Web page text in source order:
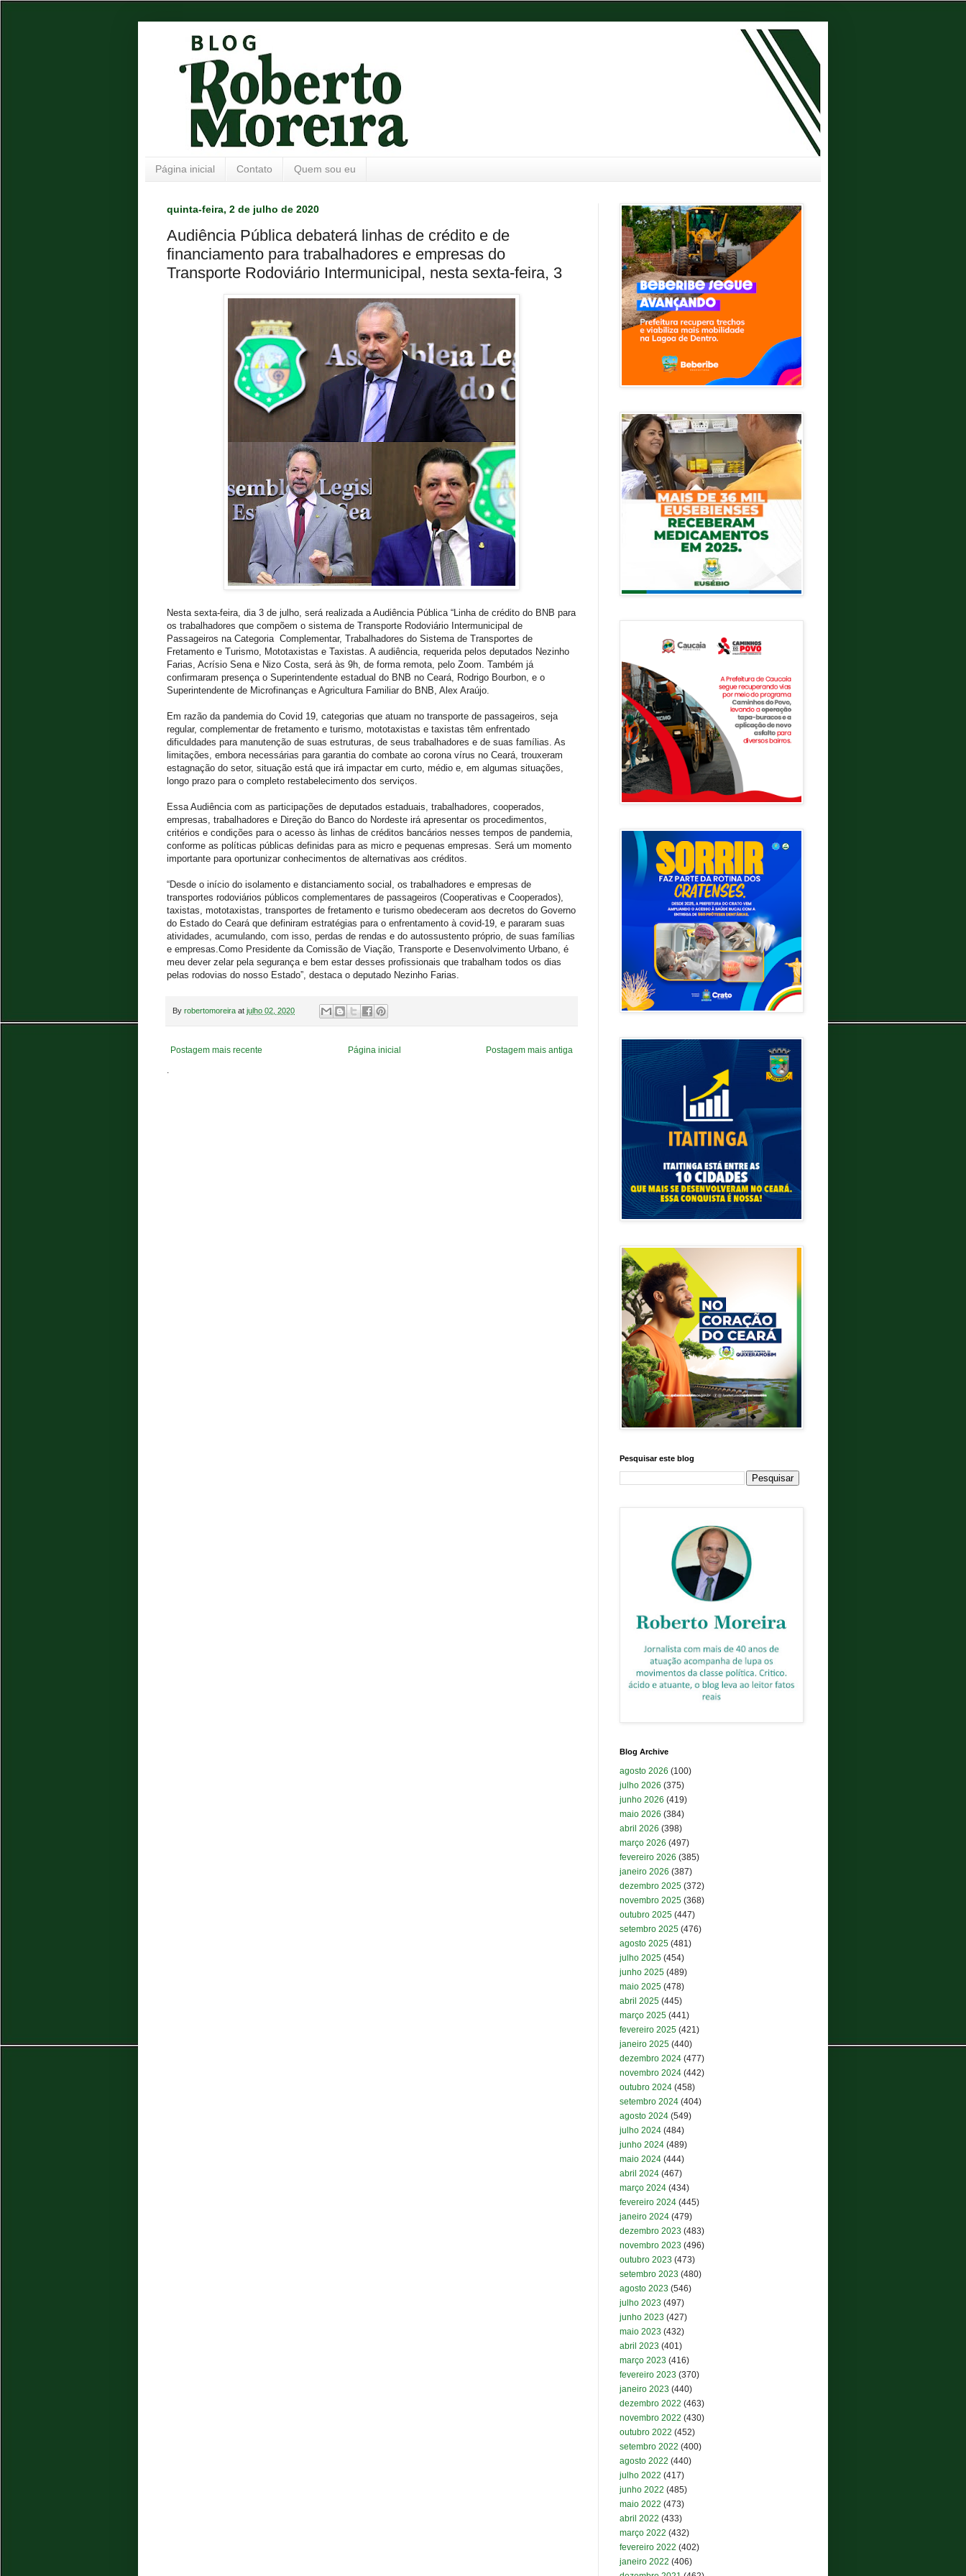
Página inicial Contato Quem sou eu
quinta-feira, 2 de julho de 2020
Audiência Pública debaterá linhas de crédito e de
financiamento para trabalhadores e empresas do
Transporte Rodoviário Intermunicipal, nesta sexta-feira, 3
Nesta sexta-feira, dia 3 de julho, será realizada a Audiência Pública “Linha de crédito do BNB para
os trabalhadores que compõem o sistema de Transporte Rodoviário Intermunicipal de
Passageiros na Categoria Complementar, Trabalhadores do Sistema de Transportes de
Fretamento e Turismo, Mototaxistas e Taxistas. A audiência, requerida pelos deputados Nezinho
Farias, Acrísio Sena e Nizo Costa, será às 9h, de forma remota, pelo Zoom. Também já
confirmaram presença o Superintendente estadual do BNB no Ceará, Rodrigo Bourbon, e o
Superintendente de Microfinanças e Agricultura Familiar do BNB, Alex Araújo.
Em razão da pandemia do Covid 19, categorias que atuam no transporte de passageiros, seja
regular, complementar de fretamento e turismo, mototaxistas e taxistas têm enfrentado
dificuldades para manutenção de suas estruturas, de seus trabalhadores e de suas famílias. As
limitações, embora necessárias para garantia do combate ao corona vírus no Ceará, trouxeram
estagnação do setor, situação está que irá impactar em curto, médio e, em algumas situações,
longo prazo para o completo restabelecimento dos serviços.
Essa Audiência com as participações de deputados estaduais, trabalhadores, cooperados,
empresas, trabalhadores e Direção do Banco do Nordeste irá apresentar os procedimentos,
critérios e condições para o acesso às linhas de créditos bancários nesses tempos de pandemia,
conforme as políticas públicas definidas para as micro e pequenas empresas. Será um momento
importante para oportunizar conhecimentos de alternativas aos créditos.
“Desde o início do isolamento e distanciamento social, os trabalhadores e empresas de
transportes rodoviários públicos complementares de passageiros (Cooperativas e Cooperados),
taxistas, mototaxistas, transportes de fretamento e turismo obedeceram aos decretos do Governo
do Estado do Ceará que definiram estratégias para o enfrentamento à covid-19, e pararam suas
atividades, acumulando, com isso, perdas de rendas e do autossustento próprio, de suas famílias
e empresas.Como Presidente da Comissão de Viação, Transporte e Desenvolvimento Urbano, é
meu dever zelar pela segurança e bem estar desses profissionais que trabalham todos os dias
pelas rodovias do nosso Estado”, destaca o deputado Nezinho Farias.
By robertomoreira at julho 02, 2020
Postagem mais recente Postagem mais antiga
Página inicial
.
Pesquisar este blog
Blog Archive
agosto 2026 (100)
julho 2026 (375)
junho 2026 (419)
maio 2026 (384)
abril 2026 (398)
março 2026 (497)
fevereiro 2026 (385)
janeiro 2026 (387)
dezembro 2025 (372)
novembro 2025 (368)
outubro 2025 (447)
setembro 2025 (476)
agosto 2025 (481)
julho 2025 (454)
junho 2025 (489)
maio 2025 (478)
abril 2025 (445)
março 2025 (441)
fevereiro 2025 (421)
janeiro 2025 (440)
dezembro 2024 (477)
novembro 2024 (442)
outubro 2024 (458)
setembro 2024 (404)
agosto 2024 (549)
julho 2024 (484)
junho 2024 (489)
maio 2024 (444)
abril 2024 (467)
março 2024 (434)
fevereiro 2024 (445)
janeiro 2024 (479)
dezembro 2023 (483)
novembro 2023 (496)
outubro 2023 (473)
setembro 2023 (480)
agosto 2023 (546)
julho 2023 (497)
junho 2023 (427)
maio 2023 (432)
abril 2023 (401)
março 2023 (416)
fevereiro 2023 (370)
janeiro 2023 (440)
dezembro 2022 (463)
novembro 2022 (430)
outubro 2022 (452)
setembro 2022 (400)
agosto 2022 (440)
julho 2022 (417)
junho 2022 (485)
maio 2022 (473)
abril 2022 (433)
março 2022 (432)
fevereiro 2022 (402)
janeiro 2022 (406)